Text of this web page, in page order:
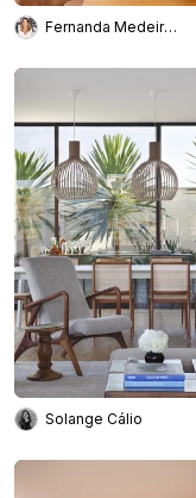
Fernanda Medeiros Arquitetura
Solange Cálio